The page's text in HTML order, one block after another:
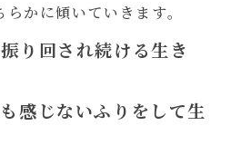
かに傾いていきます。
り回され続ける生き
感じないふりをして生